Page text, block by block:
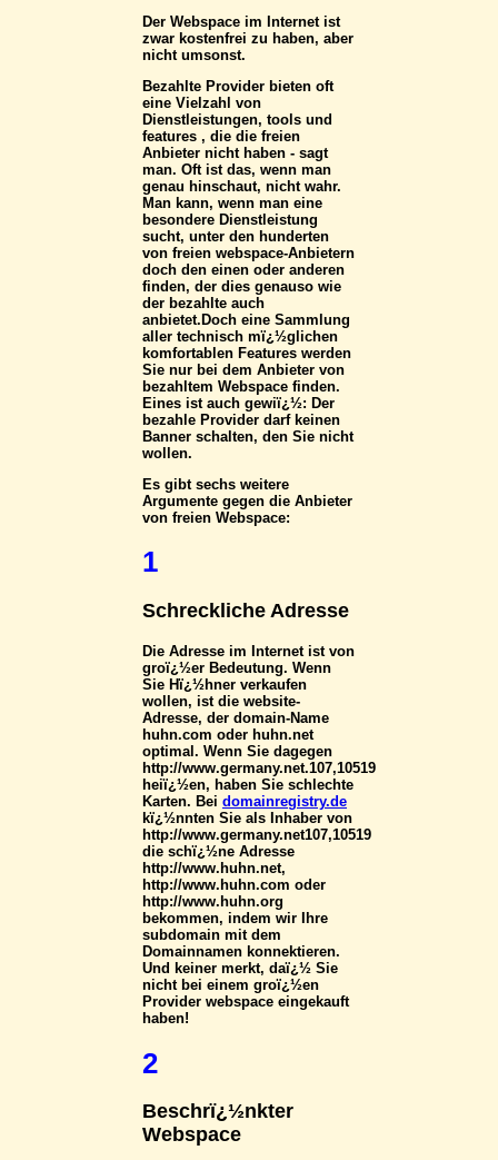
Der Webspace im Internet ist
zwar kostenfrei zu haben, aber
nicht umsonst.
Bezahlte Provider bieten oft
eine Vielzahl von
Dienstleistungen, tools und
features , die die freien
Anbieter nicht haben - sagt
man. Oft ist das, wenn man
genau hinschaut, nicht wahr.
Man kann, wenn man eine
besondere Dienstleistung
sucht, unter den hunderten
von freien webspace-Anbietern
doch den einen oder anderen
finden, der dies genauso wie
der bezahlte auch
anbietet.Doch eine Sammlung
aller technisch mï¿½glichen
komfortablen Features werden
Sie nur bei dem Anbieter von
bezahltem Webspace finden.
Eines ist auch gewiï¿½: Der
bezahle Provider darf keinen
Banner schalten, den Sie nicht
wollen.
Es gibt sechs weitere
Argumente gegen die Anbieter
von freien Webspace:
1
Schreckliche Adresse
Die Adresse im Internet ist von
groï¿½er Bedeutung. Wenn
Sie Hï¿½hner verkaufen
wollen, ist die website-
Adresse, der domain-Name
huhn.com oder huhn.net
optimal. Wenn Sie dagegen
http://www.germany.net.107,10519
heiï¿½en, haben Sie schlechte
Karten. Bei domainregistry.de
kï¿½nnten Sie als Inhaber von
http://www.germany.net107,10519
die schï¿½ne Adresse
http://www.huhn.net,
http://www.huhn.com oder
http://www.huhn.org
bekommen, indem wir Ihre
subdomain mit dem
Domainnamen konnektieren.
Und keiner merkt, daï¿½ Sie
nicht bei einem groï¿½en
Provider webspace eingekauft
haben!
2
Beschrï¿½nkter
Webspace